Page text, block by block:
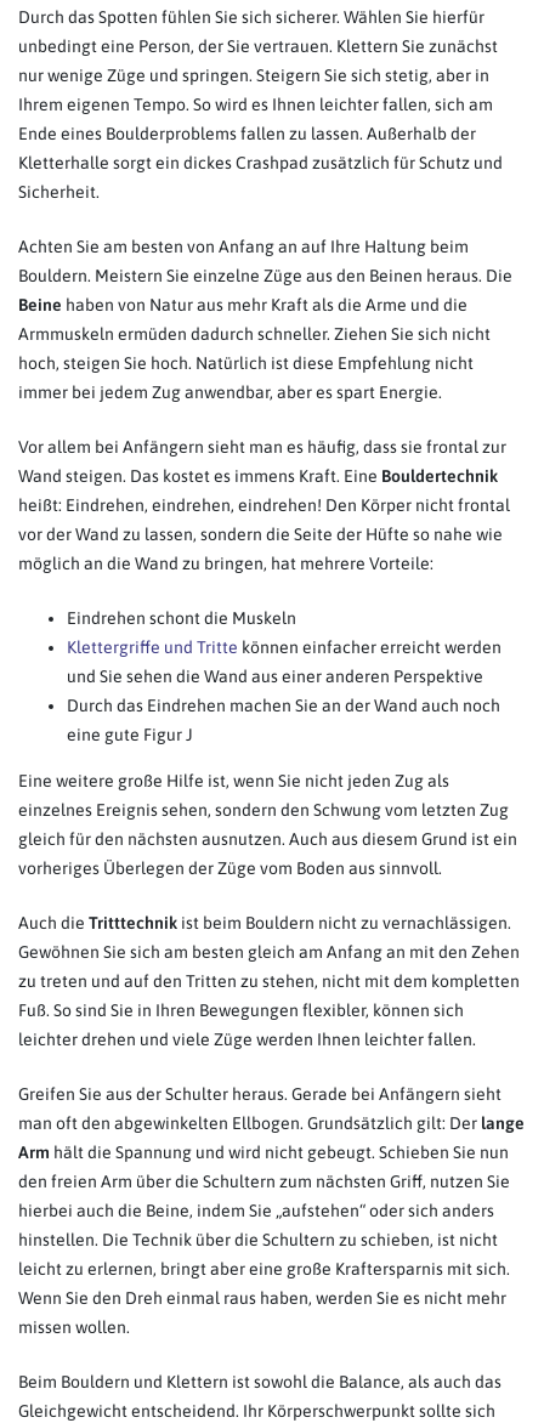
Durch das Spotten fühlen Sie sich sicherer. Wählen Sie hierfür
unbedingt eine Person, der Sie vertrauen. Klettern Sie zunächst
nur wenige Züge und springen. Steigern Sie sich stetig, aber in
Ihrem eigenen Tempo. So wird es Ihnen leichter fallen, sich am
Ende eines Boulderproblems fallen zu lassen. Außerhalb der
Kletterhalle sorgt ein dickes Crashpad zusätzlich für Schutz und
Sicherheit.
Achten Sie am besten von Anfang an auf Ihre Haltung beim
Bouldern. Meistern Sie einzelne Züge aus den Beinen heraus. Die
Beine haben von Natur aus mehr Kraft als die Arme und die
Armmuskeln ermüden dadurch schneller. Ziehen Sie sich nicht
hoch, steigen Sie hoch. Natürlich ist diese Empfehlung nicht
immer bei jedem Zug anwendbar, aber es spart Energie.
Vor allem bei Anfängern sieht man es häufig, dass sie frontal zur
Wand steigen. Das kostet es immens Kraft. Eine Bouldertechnik
heißt: Eindrehen, eindrehen, eindrehen! Den Körper nicht frontal
vor der Wand zu lassen, sondern die Seite der Hüfte so nahe wie
möglich an die Wand zu bringen, hat mehrere Vorteile:
Eindrehen schont die Muskeln
Klettergriffe und Tritte können einfacher erreicht werden
und Sie sehen die Wand aus einer anderen Perspektive
Durch das Eindrehen machen Sie an der Wand auch noch
eine gute Figur J
Eine weitere große Hilfe ist, wenn Sie nicht jeden Zug als
einzelnes Ereignis sehen, sondern den Schwung vom letzten Zug
gleich für den nächsten ausnutzen. Auch aus diesem Grund ist ein
vorheriges Überlegen der Züge vom Boden aus sinnvoll.
Auch die Tritttechnik ist beim Bouldern nicht zu vernachlässigen.
Gewöhnen Sie sich am besten gleich am Anfang an mit den Zehen
zu treten und auf den Tritten zu stehen, nicht mit dem kompletten
Fuß. So sind Sie in Ihren Bewegungen flexibler, können sich
leichter drehen und viele Züge werden Ihnen leichter fallen.
Greifen Sie aus der Schulter heraus. Gerade bei Anfängern sieht
man oft den abgewinkelten Ellbogen. Grundsätzlich gilt: Der lange
Arm hält die Spannung und wird nicht gebeugt. Schieben Sie nun
den freien Arm über die Schultern zum nächsten Griff, nutzen Sie
hierbei auch die Beine, indem Sie „aufstehen“ oder sich anders
hinstellen. Die Technik über die Schultern zu schieben, ist nicht
leicht zu erlernen, bringt aber eine große Kraftersparnis mit sich.
Wenn Sie den Dreh einmal raus haben, werden Sie es nicht mehr
missen wollen.
Beim Bouldern und Klettern ist sowohl die Balance, als auch das
Gleichgewicht entscheidend. Ihr Körperschwerpunkt sollte sich